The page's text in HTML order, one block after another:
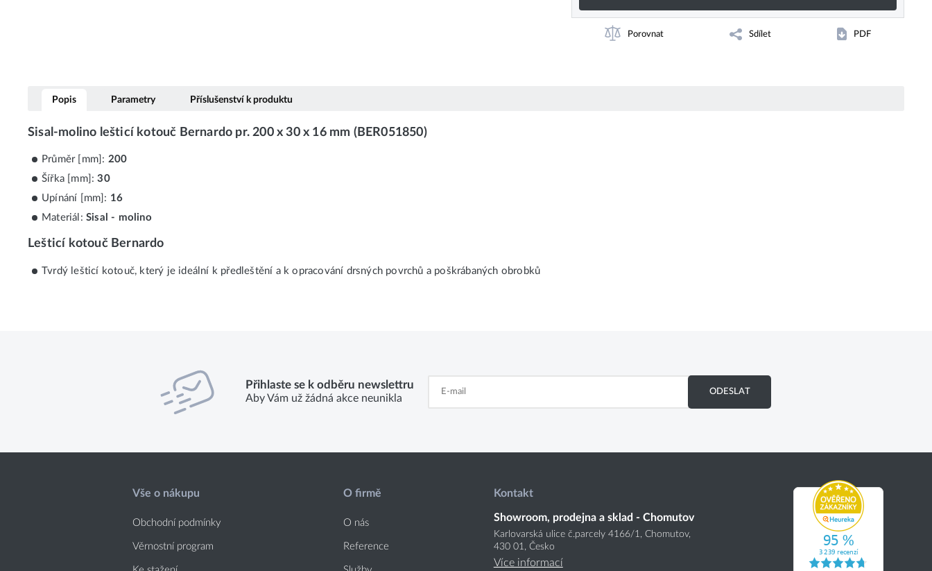
Porovnat Sdílet PDF
Popis Parametry Příslušenství k produktu
Sisal-molino lešticí kotouč Bernardo pr. 200 x 30 x 16 mm (BER051850)
Průměr [mm]: 200
Šířka [mm]:30
Upínání [mm]: 16
Materiál: Sisal - molino
Lešticí kotouč Bernardo
Tvrdý lešticí kotouč, který je ideální k předleštění a k opracování drsných povrchů a poškrábaných obrobků
Přihlaste se k odběru newslettru
Aby Vám už žádná akce neunikla
ODESLAT
Vše o nákupu
Obchodní podmínky
Věrnostní program
O firmě
O nás
Reference
Kontakt
Showroom, prodejna a sklad - Chomutov
Karlovarská ulice č.parcely 4166/1, Chomutov,
430 01, Česko
Více informací